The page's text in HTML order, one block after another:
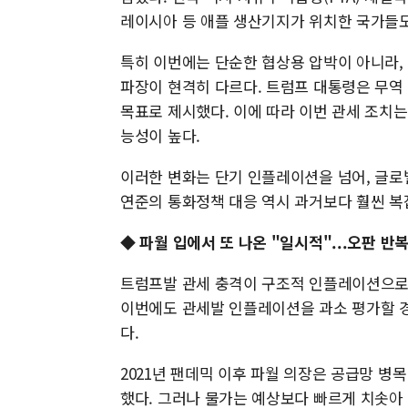
레이시아 등 애플 생산기지가 위치한 국가
특히 이번에는 단순한 협상용 압박이 아니
파장이 현격히 다르다. 트럼프 대통령은 무
목표로 제시했다. 이에 따라 이번 관세 조치
능성이 높다.
이러한 변화는 단기 인플레이션을 넘어, 글
연준의 통화정책 대응 역시 과거보다 훨씬
◆ 파월 입에서 또 나온 "일시적"...오판 반
트럼프발 관세 충격이 구조적 인플레이션으
이번에도 관세발 인플레이션을 과소 평가할
다.
2021년 팬데믹 이후 파월 의장은 공급망 병
했다. 그러나 물가는 예상보다 빠르게 치솟